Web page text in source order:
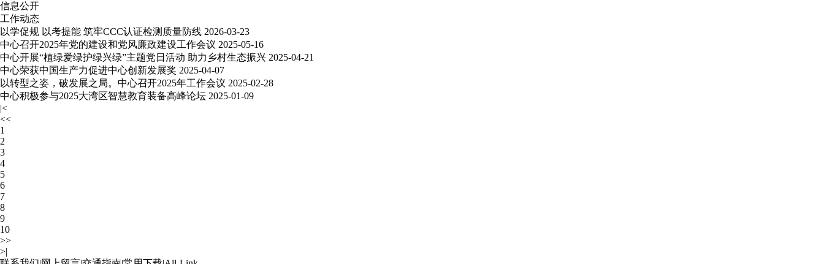
信息公开
工作动态
以学促规 以考提能 筑牢CCC认证检测质量防线 2026-03-23
中心召开2025年党的建设和党风廉政建设工作会议 2025-05-16
中心开展“植绿爱绿护绿兴绿”主题党日活动 助力乡村生态振兴 2025-04-21
中心荣获中国生产力促进中心创新发展奖 2025-04-07
以转型之姿，破发展之局。中心召开2025年工作会议 2025-02-28
中心积极参与2025大湾区智慧教育装备高峰论坛 2025-01-09
|<
<<
1
2
3
4
5
6
7
8
9
10
>>
>|